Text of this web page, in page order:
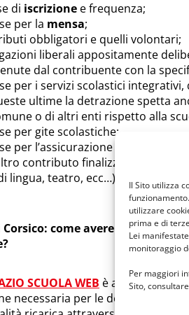
Il Sito utilizza
utilizzare
prima e di
Lei
monitoraggio
Per maggiori
Sito,
di iscrizione e frequenza;
per la mensa;
obbligatori e quelli volontari;
liberali appositamente
dal contribuente con la
per i servizi scolastici
ultime la detrazione spetta
o di altri enti rispetto alla
per gite scolastiche;
per l’assicurazione della scuola;
contributo finalizzato
lingua, teatro, ecc…) deliberato
Corsico: come avere la
SCUOLA WEB è attiva la
necessaria per le detrazioni 730